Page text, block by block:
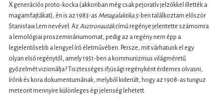
X generációs proto-kocka (akkoriban még csak pejoratív jelzőkkel illették a
magamfajtákat), én is az 1983-as Metagalaktika 5-ben találkoztam először
Stanisław Lem nevével. Az Asztronautákcímű regénye jelentette számomra
a lemológiai proszemináriumomat, pedig az a regény nem épp a
legjelentősebb a lengyel író életművében. Persze, mit várhatunk el egy
olyan első regénytől, amely 1951-ben a kommunizmus világméretű
győzelmét vizionálja? Tisztességes ifjúsági regényként érdemes olvasni,
írónk és kora dokumentumának, melyből kiderült, hogy az 1908-as tunguz
meteorit mennyire különleges égi jelenség lehetett.